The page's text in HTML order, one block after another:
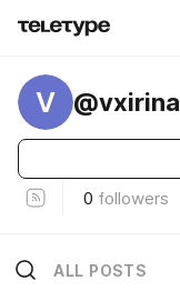
V @vxirina
0 followers
ALL POSTS